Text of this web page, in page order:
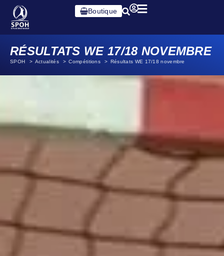
Boutique
RÉSULTATS WE 17/18 NOVEMBRE
SPOH Actualités Compétitions Résultats WE 17/18 novembre